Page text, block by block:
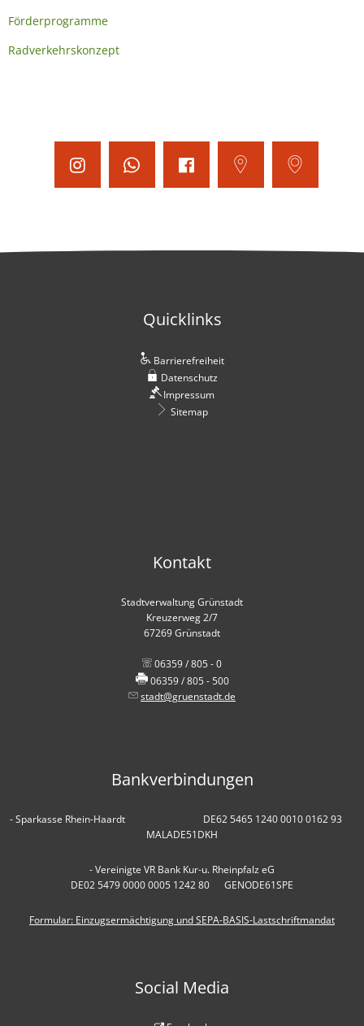
Förderprogramme
Radverkehrskonzept
Quicklinks
Barrierefreiheit
Datenschutz
Impressum
Sitemap
Kontakt
Stadtverwaltung Grünstadt
Kreuzerweg 2/7
67269 Grünstadt
06359 / 805 - 0
06359 / 805 - 500
stadt@gruenstadt.de
Bankverbindungen
- Sparkasse Rhein-Haardt DE62 5465 1240 0010 0162 93
MALADE51DKH
- Vereinigte VR Bank Kur-u. Rheinpfalz eG
DE02 5479 0000 0005 1242 80 GENODE61SPE
Formular: Einzugsermächtigung und SEPA-BASIS-Lastschriftmandat
Social Media